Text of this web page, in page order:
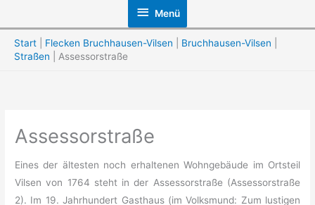
Menü
Menü
Start Flecken Bruchhausen-Vilsen
Bruchhausen-Vilsen
Straßen
Assessorstraße
Assessorstraße
Eines der ältesten noch erhaltenen Wohngebäude im Ortsteil
Vilsen von 1764 steht in der Assessorstraße (Assessorstraße
2). Im 19. Jahrhundert Gasthaus (im Volksmund: Zum lustigen